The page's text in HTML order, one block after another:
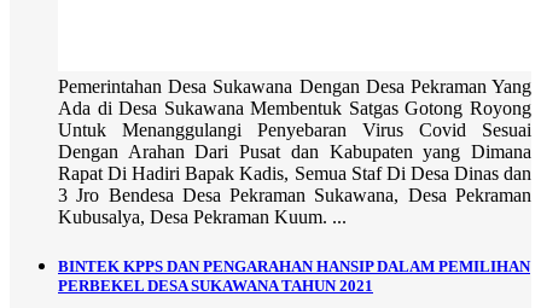
Pemerintahan Desa Sukawana Dengan Desa Pekraman Yang
Ada di Desa Sukawana Membentuk Satgas Gotong Royong
Untuk Menanggulangi Penyebaran Virus Covid Sesuai
Dengan Arahan Dari Pusat dan Kabupaten yang Dimana
Rapat Di Hadiri Bapak Kadis, Semua Staf Di Desa Dinas dan
3 Jro Bendesa Desa Pekraman Sukawana, Desa Pekraman
Kubusalya, Desa Pekraman Kuum. ...
BINTEK KPPS DAN PENGARAHAN HANSIP DALAM PEMILIHAN
PERBEKEL DESA SUKAWANA TAHUN 2021